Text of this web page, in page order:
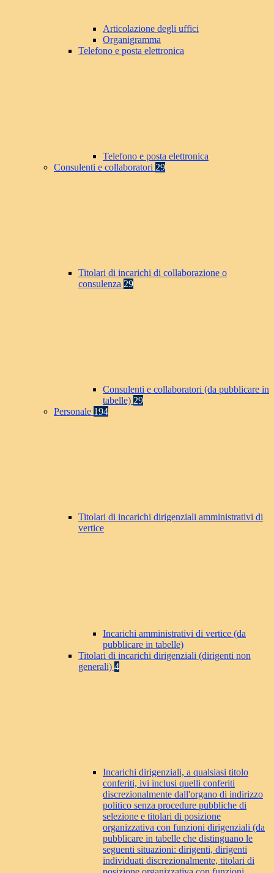
Articolazione degli uffici
Organigramma
Telefono e posta elettronica
Telefono e posta elettronica
Consulenti e collaboratori 29
Titolari di incarichi di collaborazione o
consulenza 29
Consulenti e collaboratori (da pubblicare in
tabelle) 29
Personale 194
Titolari di incarichi dirigenziali amministrativi di
vertice
Incarichi amministrativi di vertice (da
pubblicare in tabelle)
Titolari di incarichi dirigenziali (dirigenti non
generali) 4
Incarichi dirigenziali, a qualsiasi titolo
conferiti, ivi inclusi quelli conferiti
discrezionalmente dall'organo di indirizzo
politico senza procedure pubbliche di
selezione e titolari di posizione
organizzativa con funzioni dirigenziali (da
pubblicare in tabelle che distinguano le
seguenti situazioni: dirigenti, dirigenti
individuati discrezionalmente, titolari di